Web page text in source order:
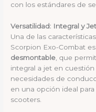
con los estándares de
Versatilidad: Integral y
Una de las
Scorpion Exo-Combat
desmontable , que
integral a jet en
necesidades de
en una opción ideal
scooters.